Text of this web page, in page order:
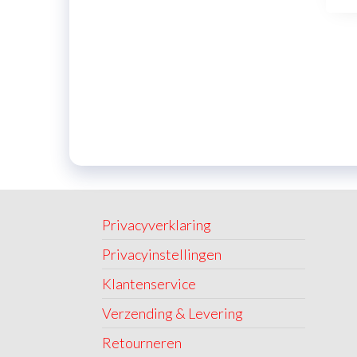
Privacyverklaring
Privacyinstellingen
Klantenservice
Verzending & Levering
Retourneren